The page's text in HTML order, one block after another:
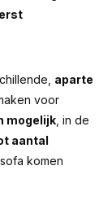
aparte
voor
mogelijk , in de
aantal
komen